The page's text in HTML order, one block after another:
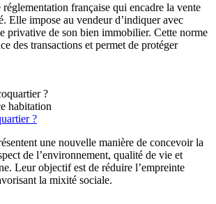
française qui encadre la vente
Elle impose au vendeur d’indiquer avec
privative de son bien immobilier. Cette norme
des transactions et permet de protéger
habitation
?
une nouvelle manière de concevoir la
de l’environnement, qualité de vie et
Leur objectif est de réduire l’empreinte
la mixité sociale.